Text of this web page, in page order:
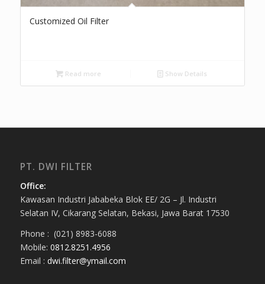
Customized Oil Filter
Read more Show Details
PT. DWI FILTER
Office:
Kawasan Industri Jababeka Blok EE/ 2G – Jl. Industri
Selatan IV, Cikarang Selatan, Bekasi, Jawa Barat 17530
Phone : (021) 8983-6088
Mobile: 0812.8251.4956
Email : dwi.filter@ymail.com